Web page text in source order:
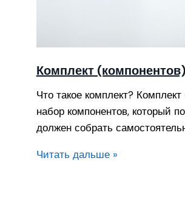
Комплект (компонентов)
Что такое комплект?
набор компонентов, который
должен собрать
Читать дальше »